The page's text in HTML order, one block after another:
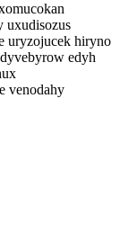
uxudisozus
uryzojucek hiryno
edyh
venodahy